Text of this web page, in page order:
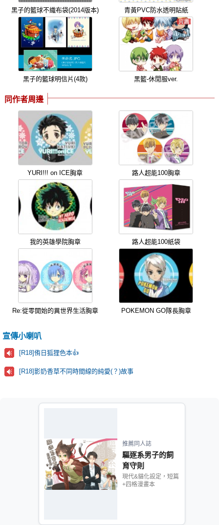
黑子的籃球不織布袋(2014版本) 青黃PVC防水透明貼紙
黑子的籃球明信片(4款) 黑籃-休閒服ver.
同作者周邊
YURI!!! on ICE胸章 路人超能100胸章
我的英雄學院胸章 路人超能100紙袋
Re:從零開始的異世界生活胸章 POKEMON GO隊長胸章
宣傳小喇叭
[R18]侑日狐狸色本👍
[R18]影奶香草不同時間線的純愛(？)故事
推薦同人誌
驅逐系男子的飼
育守則
現代&貓化設定，短篇
+四格漫畫本